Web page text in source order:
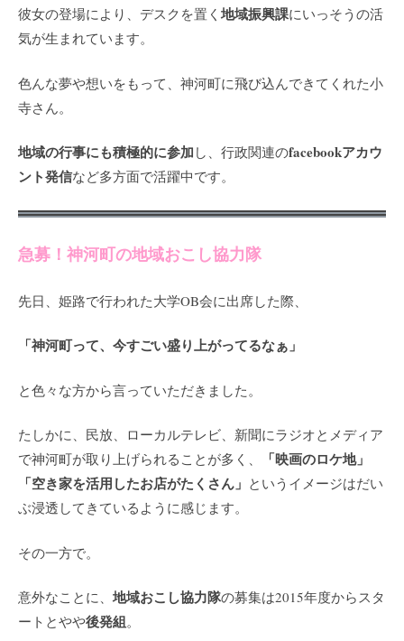
彼女の登場により、デスクを置く 地域振興課にいっそうの活
気が生まれています。
色んな夢や想いをもって、神河町に飛び込んできてくれた小
寺さん。
地域の行事にも積極的に参加 し、行政関連のfacebookアカウ
ント発信など多方面で活躍中です。
急募！神河町の地域おこし協力隊
先日、姫路で行われた大学OB会に出席した際、
「神河町って、今すごい盛り上がってるなぁ」
と色々な方から言っていただきました。
たしかに、民放、ローカルテレビ、新聞にラジオとメディア
で神河町が取り上げられることが多く、
「映画のロケ地」
「空き家を活用したお店がたくさん」 というイメージはだい
ぶ浸透してきているように感じます。
その一方で。
意外なことに、 地域おこし協力隊の募集は2015年度からスタ
ートとやや後発組。